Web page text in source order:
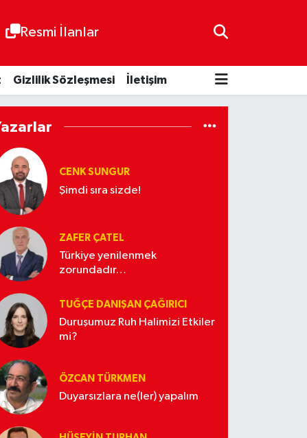
Resmi İlanlar
Gizlilik Sözleşmesi İletişim
CENK SUNGUR
Şimdi sıra sizde!
ZAFER ÇATEL
Türkiye yenilenmek
zorundadır…
TUĞÇE DANIŞAN ÇAĞIRICI
Duruşumuz Ruh Halimizi Etkiler
mi?
ÖZCAN TÜRKMEN
Duyarsızlara ne(ler) yapalım